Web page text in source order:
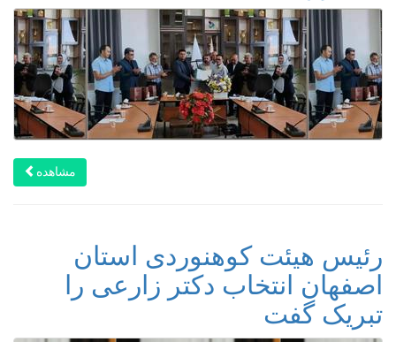
مشاهده
رئیس هیئت کوهنوردی استان
اصفهان انتخاب دکتر زارعی را
تبریک گفت